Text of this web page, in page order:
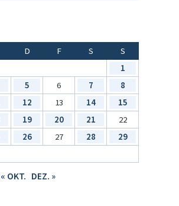
D F S
S
1
5 6 7
8
12 13 14
15
19 20 21
22
26 27 28
29
« OKT. DEZ. »